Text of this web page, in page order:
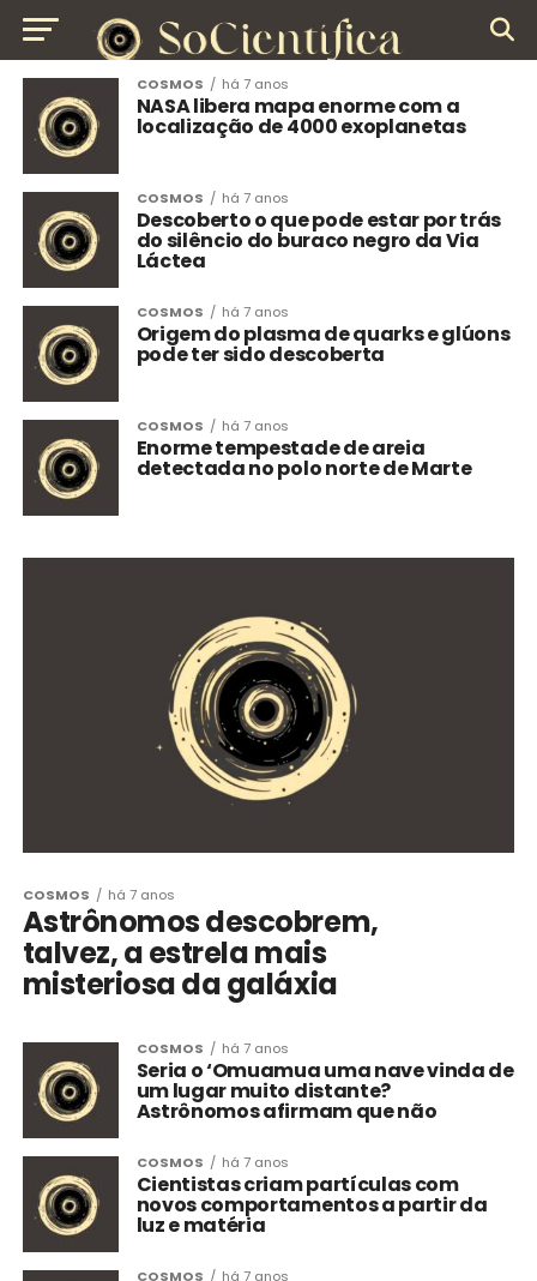
COSMOS há 7 anos
NASA libera mapa enorme com a
localização de 4000 exoplanetas
COSMOS há 7 anos
Descoberto o que pode estar por trás
do silêncio do buraco negro da Via
Láctea
COSMOS há 7 anos
Origem do plasma de quarks e glúons
pode ter sido descoberta
COSMOS há 7 anos
Enorme tempestade de areia
detectada no polo norte de Marte
COSMOS há 7 anos
Astrônomos descobrem,
talvez, a estrela mais
misteriosa da galáxia
COSMOS há 7 anos
Seria o ‘Omuamua uma nave vinda de
um lugar muito distante?
Astrônomos afirmam que não
COSMOS há 7 anos
Cientistas criam partículas com
novos comportamentos a partir da
luz e matéria
COSMOS há 7 anos